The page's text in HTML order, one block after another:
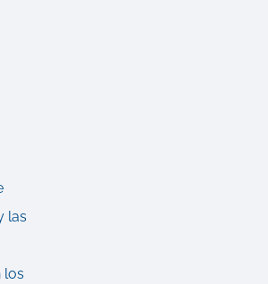
las
los